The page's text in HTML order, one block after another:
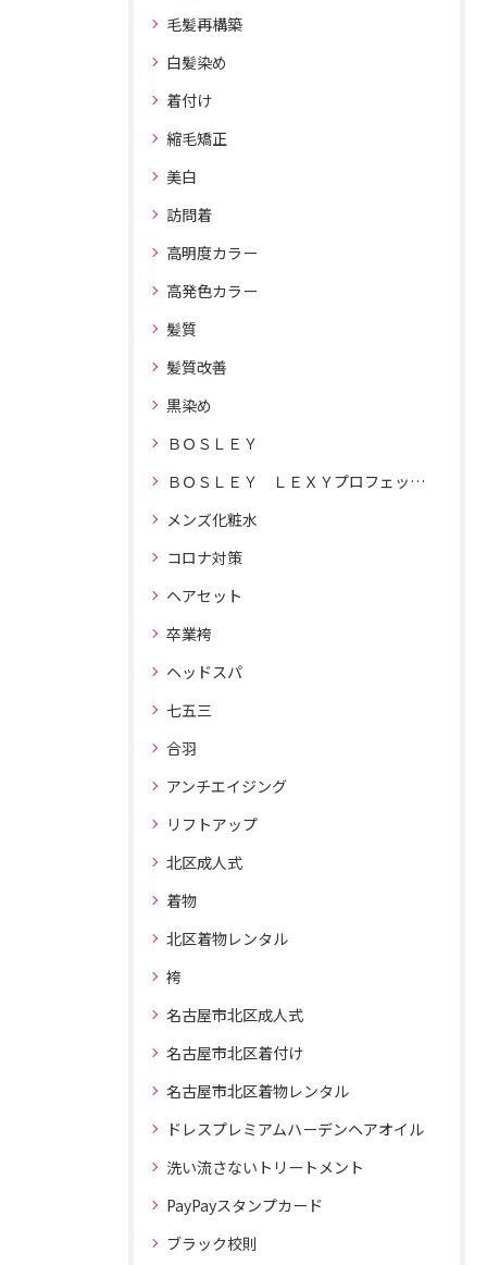
毛髪再構築
白髪染め
着付け
縮毛矯正
美白
訪問着
高明度カラー
高発色カラー
髪質
髪質改善
黒染め
ＢＯＳＬＥＹ
ＢＯＳＬＥＹ ＬＥＸＹプロフェッショナルドライヤー
メンズ化粧水
コロナ対策
ヘアセット
卒業袴
ヘッドスパ
七五三
合羽
アンチエイジング
リフトアップ
北区成人式
着物
北区着物レンタル
袴
名古屋市北区成人式
名古屋市北区着付け
名古屋市北区着物レンタル
ドレスプレミアムハーデンヘアオイル
洗い流さないトリートメント
PayPayスタンプカード
ブラック校則